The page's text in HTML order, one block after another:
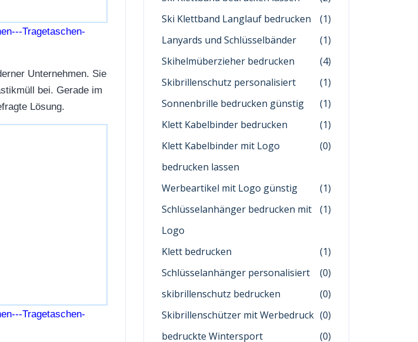
Tragetaschen-
Unternehmen. Sie
bei. Gerade im
Lösung.
Tragetaschen-
Ski Klettband Langlauf bedrucken
(1)
Lanyards und Schlüsselbänder
(1)
Skihelmüberzieher bedrucken
(4)
Skibrillenschutz personalisiert
(1)
Sonnenbrille bedrucken günstig
(1)
Klett Kabelbinder bedrucken
(1)
Klett Kabelbinder mit Logo
bedrucken lassen
(0)
Werbeartikel mit Logo günstig
(1)
Schlüsselanhänger bedrucken mit
Logo
(1)
Klett bedrucken
(1)
Schlüsselanhänger personalisiert
(0)
skibrillenschutz bedrucken
(0)
Skibrillenschützer mit Werbedruck (0)
bedruckte Wintersport
(0)